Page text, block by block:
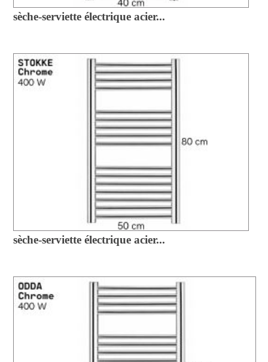
sèche-serviette électrique acier...
sèche-serviette électrique acier...